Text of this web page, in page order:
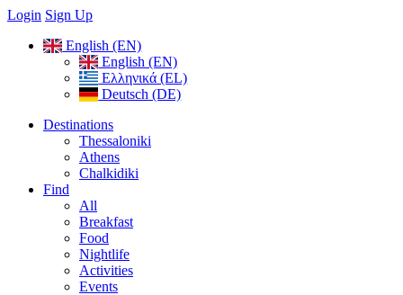
Login Sign Up
English (EN)
English (EN)
Ελληνικά (EL)
Deutsch (DE)
Destinations
Thessaloniki
Athens
Chalkidiki
Find
All
Breakfast
Food
Nightlife
Activities
Events